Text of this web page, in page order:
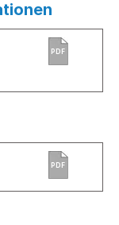
PDF
PDF